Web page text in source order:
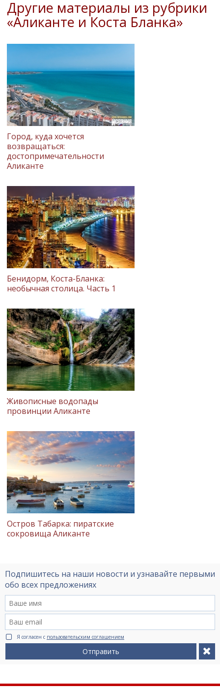
Другие материалы из рубрики
«Аликанте и Коста Бланка»
Город, куда хочется
возвращаться:
достопримечательности
Аликанте
Бенидорм, Коста-Бланка:
необычная столица. Часть 1
Живописные водопады
провинции Аликанте
Остров Табарка: пиратские
сокровища Аликанте
Подпишитесь на наши новости и узнавайте первыми
обо всех предложениях
Я согласен с пользовательским соглашением
Отправить